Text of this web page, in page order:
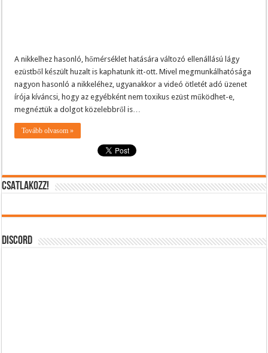
A nikkelhez hasonló, hőmérséklet hatására változó ellenállású lágy
ezüstből készült huzalt is kaphatunk itt-ott. Mivel megmunkálhatósága
nagyon hasonló a nikkeléhez, ugyanakkor a videó ötletét adó üzenet
írója kíváncsi, hogy az egyébként nem toxikus ezüst működhet-e,
megnéztük a dolgot közelebbről is…
Tovább olvasom »
CSATLAKOZZ!
DISCORD